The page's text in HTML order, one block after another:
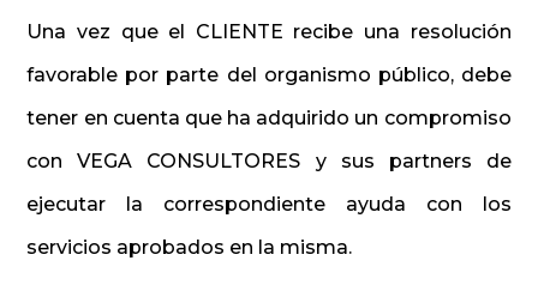
Una vez que el CLIENTE recibe una resolución
favorable por parte del organismo público, debe
tener en cuenta que ha adquirido un compromiso
con VEGA CONSULTORES y sus partners de
ejecutar la correspondiente ayuda con los
servicios aprobados en la misma.